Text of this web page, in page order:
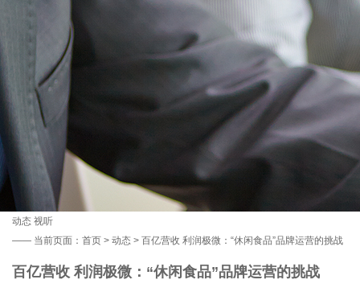
动态 视听
—— 当前页面： 首页 > 动态 > 百亿营收 利润极微：“休闲食品”品牌运营的挑战
百亿营收 利润极微：“休闲食品”品牌运营的挑战